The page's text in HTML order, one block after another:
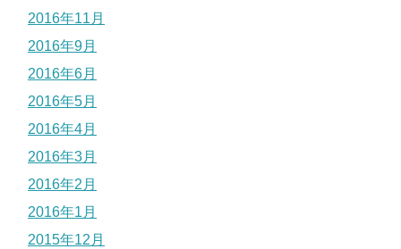
2016年11月
2016年9月
2016年6月
2016年5月
2016年4月
2016年3月
2016年2月
2016年1月
2015年12月